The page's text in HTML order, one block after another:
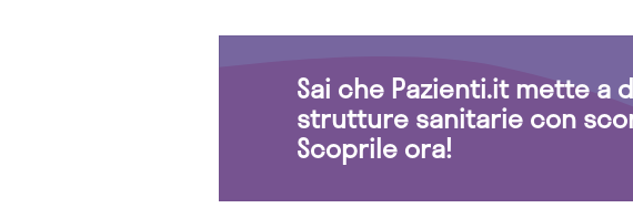
Sai che Pazienti.it mette a
strutture sanitarie con
Scoprile ora!